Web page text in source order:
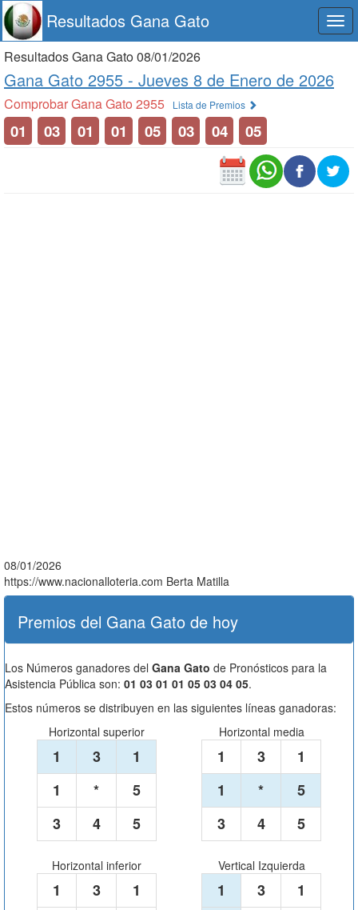
Resultados Gana Gato
Resultados Gana Gato 08/01/2026
Gana Gato 2955 - Jueves 8 de Enero de 2026
Comprobar Gana Gato 2955 Lista de Premios
01 03 01 01 05 03 04 05
08/01/2026
https://www.nacionalloteria.com Berta Matilla
Premios del Gana Gato de hoy
Los Números ganadores del Gana Gato de Pronósticos para la
Asistencia Pública son: 01 03 01 01 05 03 04 05.
Estos números se distribuyen en las siguientes líneas ganadoras:
Horizontal superior
1 3
1
1
*
5
3
4 5
Horizontal media
1 3
1
1
*
5
3
4 5
Horizontal inferior
1 3
1
Vertical Izquierda
1 3
1